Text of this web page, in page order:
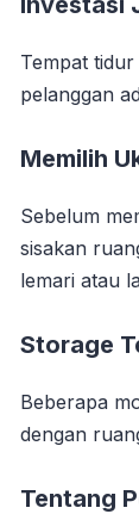
Tempat
pelanggan
Memilih
Sebelum
sisakan
lemari atau
Storage
Beberapa
dengan
Tentang